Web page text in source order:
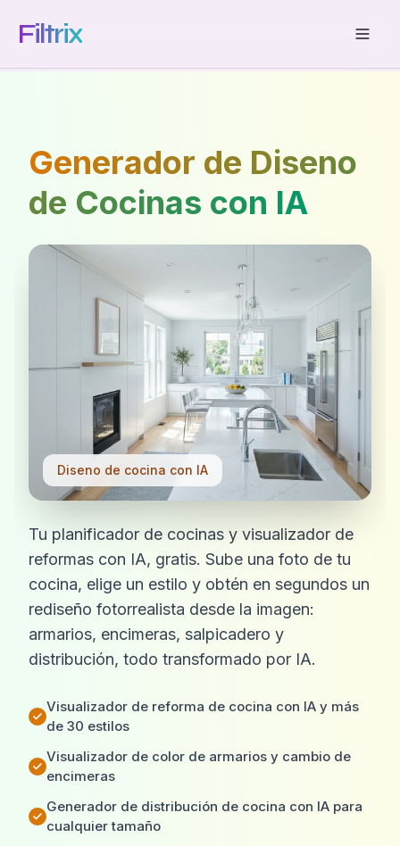
Filtrix
Generador de Diseno
de Cocinas con IA
Diseno de cocina con IA
Tu planificador de cocinas y visualizador de
reformas con IA, gratis. Sube una foto de tu
cocina, elige un estilo y obtén en segundos un
rediseño fotorrealista desde la imagen:
armarios, encimeras, salpicadero y
distribución, todo transformado por IA.
Visualizador de reforma de cocina con IA y más
de 30 estilos
Visualizador de color de armarios y cambio de
encimeras
Generador de distribución de cocina con IA para
cualquier tamaño